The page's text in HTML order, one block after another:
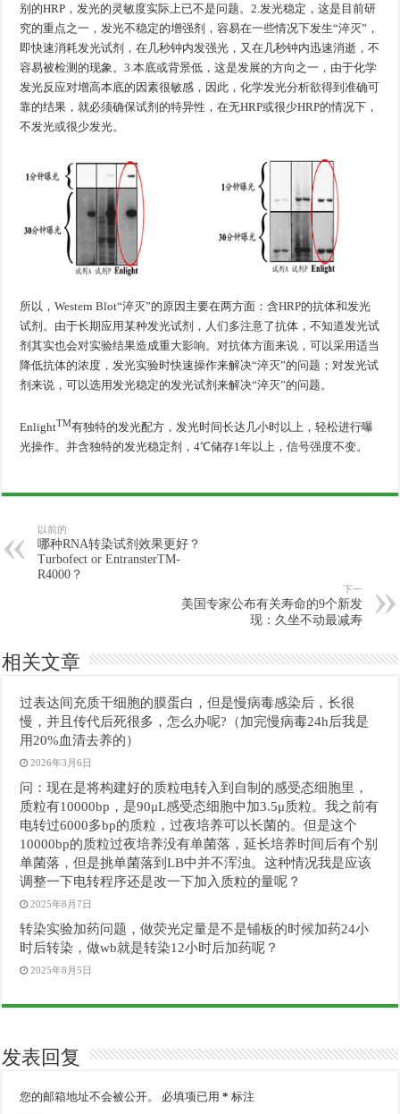
别的HRP，发光的灵敏度实际上已不是问题。2.发光稳定，这是目前研
究的重点之一，发光不稳定的增强剂，容易在一些情况下发生“淬灭”，
即快速消耗发光试剂，在几秒钟内发强光，又在几秒钟内迅速消逝，不
容易被检测的现象。3.本底或背景低，这是发展的方向之一，由于化学
发光反应对增高本底的因素很敏感，因此，化学发光分析欲得到准确可
靠的结果，就必须确保试剂的特异性，在无HRP或很少HRP的情况下，
不发光或很少发光。
所以，Western Blot“淬灭”的原因主要在两方面：含HRP的抗体和发光
试剂。由于长期应用某种发光试剂，人们多注意了抗体，不知道发光试
剂其实也会对实验结果造成重大影响。对抗体方面来说，可以采用适当
降低抗体的浓度，发光实验时快速操作来解决“淬灭”的问题；对发光试
剂来说，可以选用发光稳定的发光试剂来解决“淬灭”的问题。
EnlightTM有独特的发光配方，发光时间长达几小时以上，轻松进行曝
光操作。并含独特的发光稳定剂，4℃储存1年以上，信号强度不变。
以前的
哪种RNA转染试剂效果更好？
Turbofect or EntransterTM-
R4000？
下一
美国专家公布有关寿命的9个新发
现：久坐不动最减寿
相关文章
过表达间充质干细胞的膜蛋白，但是慢病毒感染后，长很
慢，并且传代后死很多，怎么办呢?（加完慢病毒24h后我是
用20%血清去养的）
2026年3月6日
问：现在是将构建好的质粒电转入到自制的感受态细胞里，
质粒有10000bp，是90μL感受态细胞中加3.5μ质粒。我之前有
电转过6000多bp的质粒，过夜培养可以长菌的。但是这个
10000bp的质粒过夜培养没有单菌落，延长培养时间后有个别
单菌落，但是挑单菌落到LB中并不浑浊。这种情况我是应该
调整一下电转程序还是改一下加入质粒的量呢？
2025年8月7日
转染实验加药问题，做荧光定量是不是铺板的时候加药24小
时后转染，做wb就是转染12小时后加药呢？
2025年8月5日
发表回复
您的邮箱地址不会被公开。 必填项已用* 标注